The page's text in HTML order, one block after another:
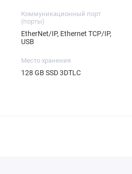
Коммуникационный порт
(порты)
EtherNet/IP, Ethernet TCP/IP,
USB
Место хранения
128 GB SSD 3DTLC